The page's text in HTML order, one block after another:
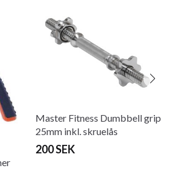
Master Fitness Dumbbell grip
25mm inkl. skruelås
200 SEK